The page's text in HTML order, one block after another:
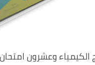
وعشرون امتحان